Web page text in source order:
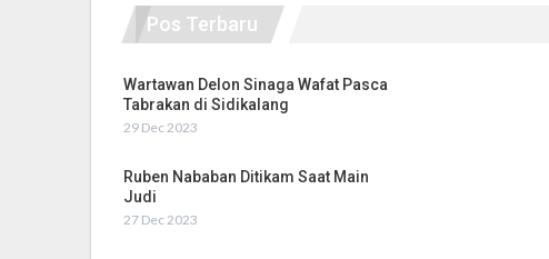
Pos Terbaru
Wartawan Delon Sinaga Wafat Pasca
Tabrakan di Sidikalang
29 Dec 2023
Ruben Nababan Ditikam Saat Main
Judi
27 Dec 2023